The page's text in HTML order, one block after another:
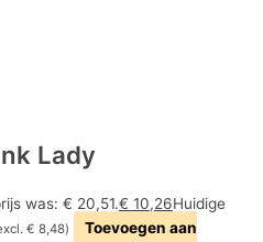
Lady
was: € 20,51.€ 10,26Huidige
€ 8,48)
Toevoegen aan